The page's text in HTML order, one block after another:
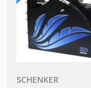
SCHENKER